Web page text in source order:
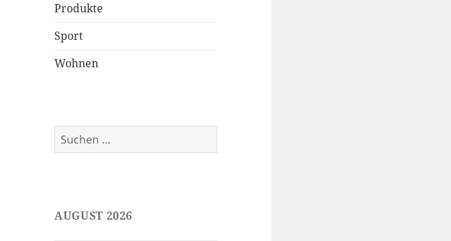
Produkte
Sport
Wohnen
Suchen
nach:
AUGUST 2026